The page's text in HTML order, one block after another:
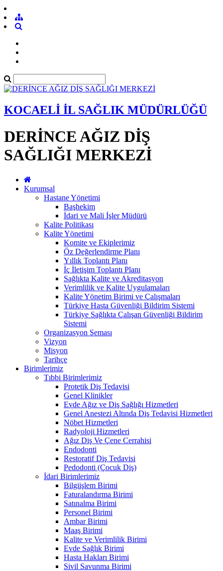
KOCAELİ İL SAĞLIK MÜDÜRLÜĞÜ
DERİNCE AĞIZ DİŞ
SAĞLIĞI MERKEZİ
Kurumsal
Hastane Yönetimi
Başhekim
İdari ve Mali İşler Müdürü
Kalite Politikası
Kalite Yönetimi
Komite ve Ekiplerimiz
Öz Değerlendirme Planı
Yıllık Toplantı Planı
İç İletişim Toplantı Planı
Sağlıkta Kalite ve Akreditasyon
Verimlilik ve Kalite Uygulamaları
Kalite Yönetim Birimi ve Çalışmaları
Türkiye Hasta Güvenliği Bildirim Sistemi
Türkiye Sağlıkta Çalışan Güvenliği Bildirim
Sistemi
Organizasyon Şeması
Vizyon
Misyon
Tarihçe
Birimlerimiz
Tıbbi Birimlerimiz
Protetik Diş Tedavisi
Genel Klinikler
Evde Ağız ve Diş Sağlığı Hizmetleri
Genel Anestezi Altında Diş Tedavisi Hizmetleri
Nöbet Hizmetleri
Radyoloji Hizmetleri
Ağız Diş Ve Çene Cerrahisi
Endodonti
Restoratif Diş Tedavisi
Pedodonti (Çocuk Diş)
İdari Birimlerimiz
Bilgiişlem Birimi
Faturalandırma Birimi
Satınalma Birimi
Personel Birimi
Ambar Birimi
Maaş Birimi
Kalite ve Verimlilik Birimi
Evde Sağlık Birimi
Hasta Hakları Birimi
Sivil Savunma Birimi